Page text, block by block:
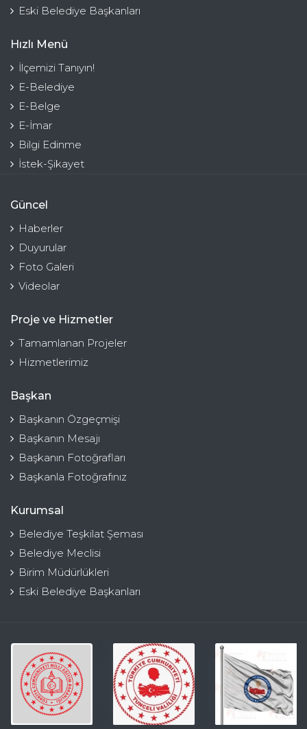
Eski Belediye Başkanları
Hızlı Menü
İlçemizi Tanıyın!
E-Belediye
E-Belge
E-İmar
Bilgi Edinme
İstek-Şikayet
Güncel
Haberler
Duyurular
Foto Galeri
Videolar
Proje ve Hizmetler
Tamamlanan Projeler
Hizmetlerimiz
Başkan
Başkanın Özgeçmişi
Başkanın Mesajı
Başkanın Fotoğrafları
Başkanla Fotoğrafınız
Kurumsal
Belediye Teşkilat Şeması
Belediye Meclisi
Birim Müdürlükleri
Eski Belediye Başkanları